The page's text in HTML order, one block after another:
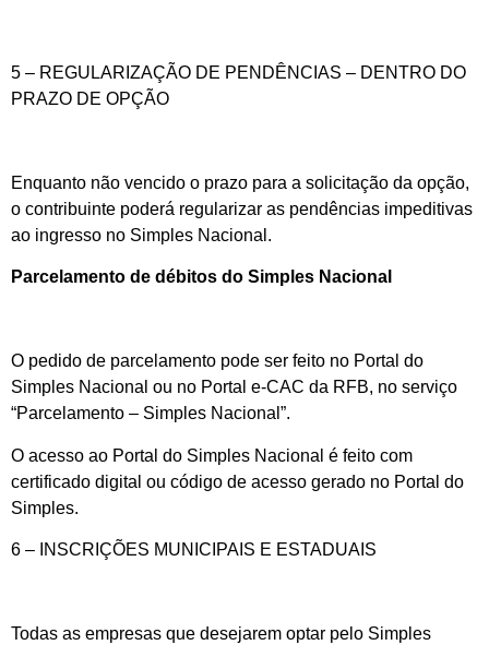
5 – REGULARIZAÇÃO DE PENDÊNCIAS – DENTRO DO
PRAZO DE OPÇÃO
Enquanto não vencido o prazo para a solicitação da opção,
o contribuinte poderá regularizar as pendências impeditivas
ao ingresso no Simples Nacional.
Parcelamento de débitos do Simples Nacional
O pedido de parcelamento pode ser feito no Portal do
Simples Nacional ou no Portal e-CAC da RFB, no serviço
“Parcelamento – Simples Nacional”.
O acesso ao Portal do Simples Nacional é feito com
certificado digital ou código de acesso gerado no Portal do
Simples.
6 – INSCRIÇÕES MUNICIPAIS E ESTADUAIS
Todas as empresas que desejarem optar pelo Simples